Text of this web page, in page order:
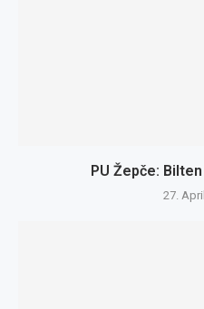
PU Žepče:
27.